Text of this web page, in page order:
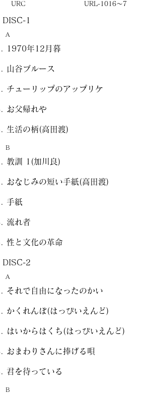
URC URL-1016～7
DISC-1
A
1970年12月暮
山谷ブルース
チューリップのアップリケ
お父帰れや
生活の柄(高田渡)
B
教訓 1(加川良)
おなじみの短い手紙(高田渡)
手紙
流れ者
性と文化の革命
DISC-2
A
それで自由になったのかい
かくれんぼ(はっぴいえんど)
はいからはくち(はっぴいえんど)
おまわりさんに捧げる唄
君を待っている
B